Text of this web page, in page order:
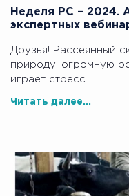
Неделя РС – 2024.
экспертных
Друзья! Рассеянный
природу, огромную
играет стресс.
Читать далее...